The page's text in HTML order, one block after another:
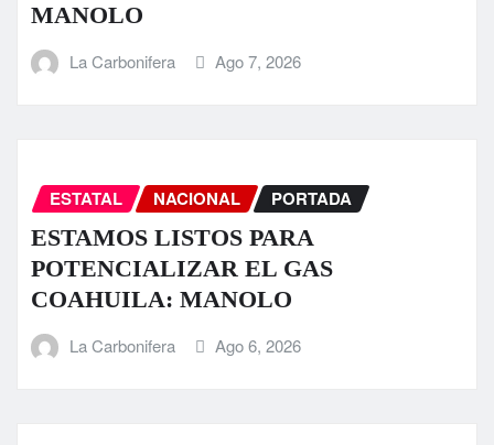
MANOLO
La Carbonifera Ago 7, 2026
ESTATAL NACIONAL PORTADA
ESTAMOS LISTOS PARA
POTENCIALIZAR EL GAS
COAHUILA: MANOLO
La Carbonifera Ago 6, 2026